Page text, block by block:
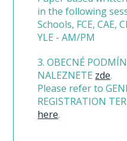
in the following
Schools, FCE, CAE,
YLE - AM/PM
3. OBECNÉ
NALEZNETE zde.
Please refer to
REGISTRATION
here.